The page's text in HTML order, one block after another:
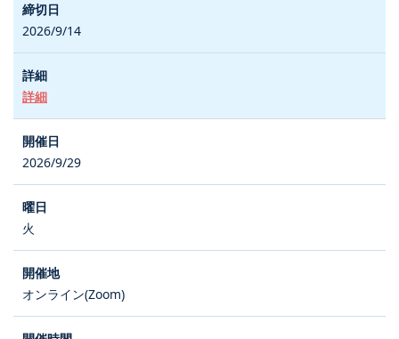
2026/9/14
詳細
2026/9/29
火
オンライン(Zoom)